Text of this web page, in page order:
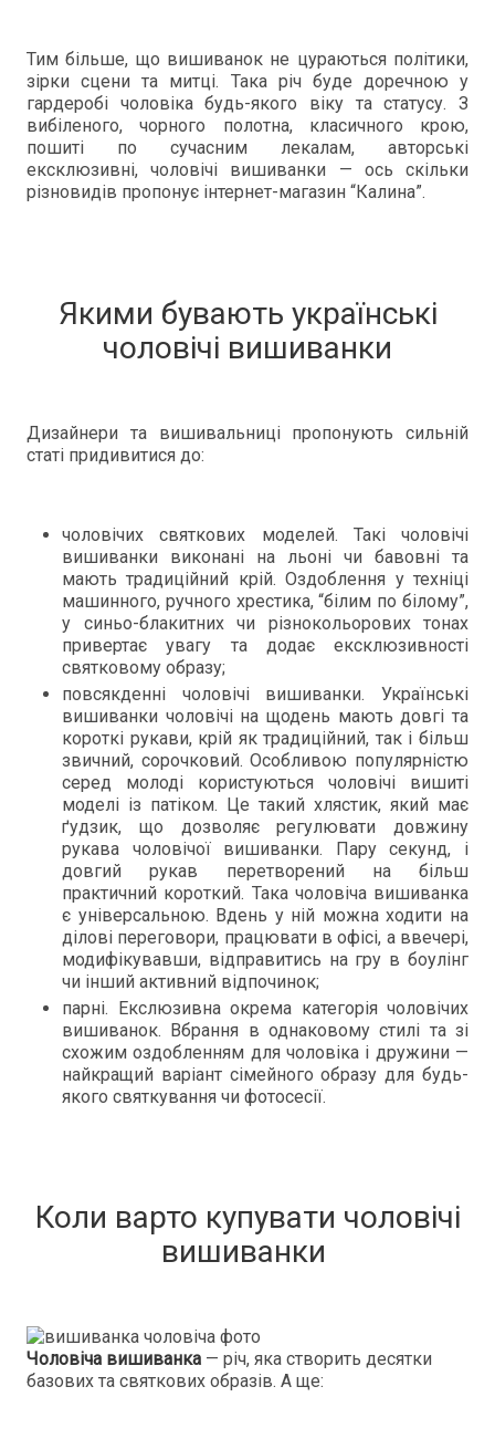
Тим більше, що вишиванок не цураються політики,
зірки сцени та митці. Така річ буде доречною у
гардеробі чоловіка будь-якого віку та статусу. З
вибіленого, чорного полотна, класичного крою,
пошиті по сучасним лекалам, авторські
ексклюзивні, чоловічі вишиванки — ось скільки
різновидів пропонує інтернет-магазин “Калина”.
Якими бувають українські
чоловічі вишиванки
Дизайнери та вишивальниці пропонують сильній
статі придивитися до:
чоловічих святкових моделей. Такі чоловічі
вишиванки виконані на льоні чи бавовні та
мають традиційний крій. Оздоблення у техніці
машинного, ручного хрестика, “білим по білому”,
у синьо-блакитних чи різнокольорових тонах
привертає увагу та додає ексклюзивності
святковому образу;
повсякденні чоловічі вишиванки. Українські
вишиванки чоловічі на щодень мають довгі та
короткі рукави, крій як традиційний, так і більш
звичний, сорочковий. Особливою популярністю
серед молоді користуються чоловічі вишиті
моделі із патіком. Це такий хлястик, який має
ґудзик, що дозволяє регулювати довжину
рукава чоловічої вишиванки. Пару секунд, і
довгий рукав перетворений на більш
практичний короткий. Така чоловіча вишиванка
є універсальною. Вдень у ній можна ходити на
ділові переговори, працювати в офісі, а ввечері,
модифікувавши, відправитись на гру в боулінг
чи інший активний відпочинок;
парні. Екслюзивна окрема категорія чоловічих
вишиванок. Вбрання в однаковому стилі та зі
схожим оздобленням для чоловіка і дружини —
найкращий варіант сімейного образу для будь-
якого святкування чи фотосесії.
Коли варто купувати чоловічі
вишиванки
Чоловіча вишиванка — річ, яка створить десятки
базових та святкових образів. А ще: